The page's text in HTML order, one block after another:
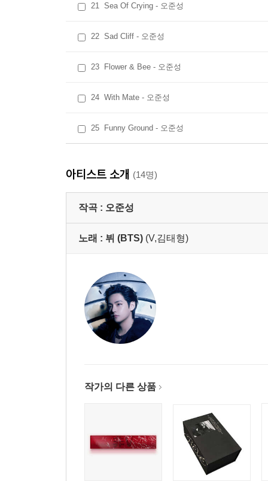
21 Sea Of Crying - 오준성
22 Sad Cliff - 오준성
23 Flower & Bee - 오준성
24 With Mate - 오준성
25 Funny Ground - 오준성
아티스트 소개 (14명)
작곡 : 오준성
노래 : 뷔 (BTS) (V,김태형)
작가의 다른 상품